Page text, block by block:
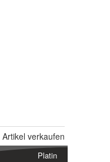
Artikel verkaufen
Platin